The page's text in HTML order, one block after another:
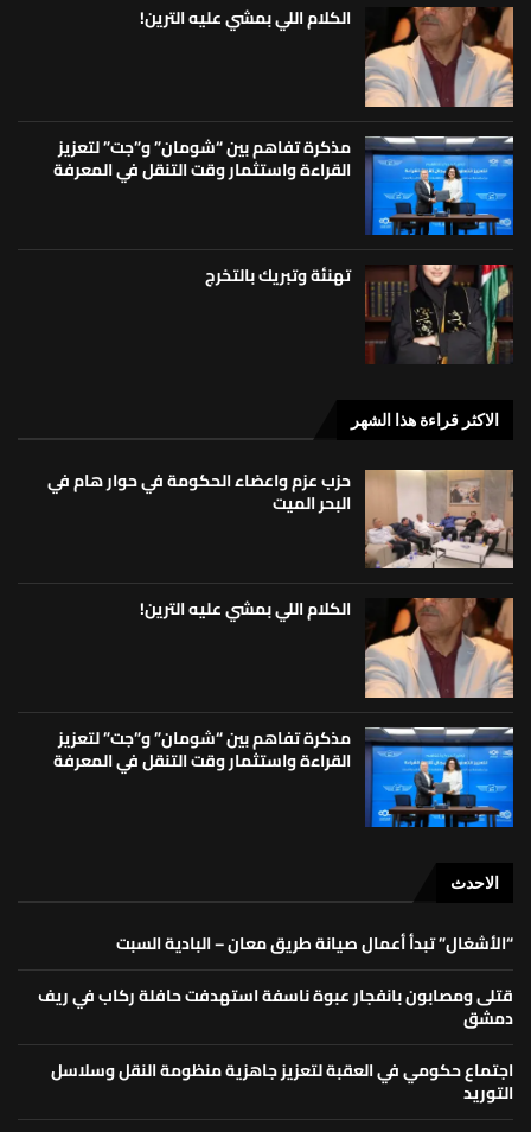
الكلام اللي بمشي عليه الترين!
مذكرة تفاهم بين “شومان” و”جت” لتعزيز
القراءة واستثمار وقت التنقل في المعرفة
تهنئة وتبريك بالتخرج
الاكثر قراءة هذا الشهر
حزب عزم واعضاء الحكومة في حوار هام في
البحر الميت
الكلام اللي بمشي عليه الترين!
مذكرة تفاهم بين “شومان” و”جت” لتعزيز
القراءة واستثمار وقت التنقل في المعرفة
الاحدث
“الأشغال” تبدأ أعمال صيانة طريق معان – البادية السبت
قتلى ومصابون بانفجار عبوة ناسفة استهدفت حافلة ركاب في ريف
دمشق
اجتماع حكومي في العقبة لتعزيز جاهزية منظومة النقل وسلاسل
التوريد